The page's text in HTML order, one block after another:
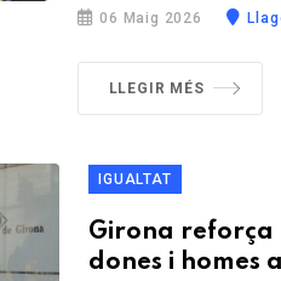
06 Maig 2026
LLEGIR MÉS
IGUALTAT
Girona reforça
dones i homes